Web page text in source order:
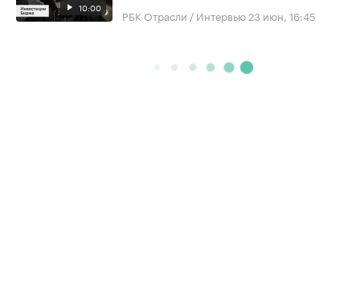
10:00 РБК Отрасли / Интервью 23 июн, 16:45